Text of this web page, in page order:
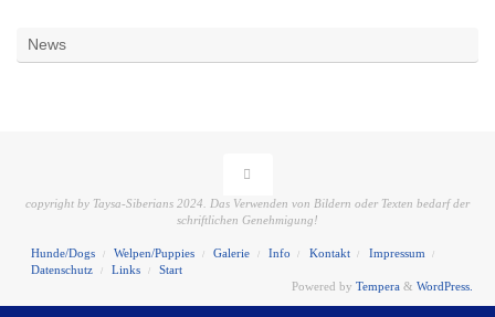
News
copyright by Taysa-Siberians 2024. Das Verwenden von Bildern oder Texten bedarf der
schriftlichen Genehmigung!
Hunde/Dogs Welpen/Puppies Galerie Info Kontakt
Impressum
Datenschutz
Links
Start
Powered by Tempera & WordPress.